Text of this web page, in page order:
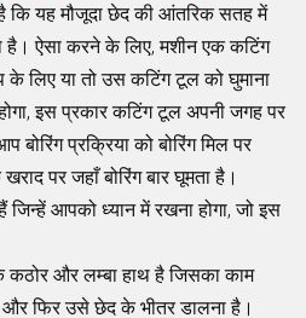
कि यह मौजूदा छेद की आंतरिक सतह में
है। ऐसा करने के लिए, मशीन एक कटिंग
लिए या तो उस कटिंग टूल को घुमाना
इस प्रकार कटिंग टूल अपनी जगह पर
बोरिंग प्रक्रिया को बोरिंग मिल पर
पर जहाँ बोरिंग बार घूमता है।
आपको ध्यान में रखना होगा, जो इस
कठोर और लम्बा हाथ है जिसका काम
फिर उसे छेद के भीतर डालना है।